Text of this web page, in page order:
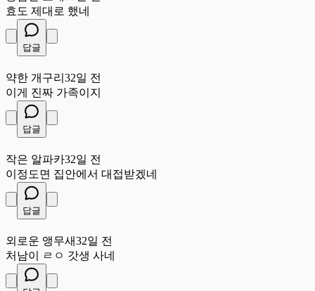
효도 제대로 했네
답글
약한 개구리 32일 전
이게 진짜 가족이지
답글
작은 알파카32일 전
이정도면 집안에서 대접받겠네
답글
외로운 앵무새32일 전
처남이 ㄹㅇ 갓생 사네